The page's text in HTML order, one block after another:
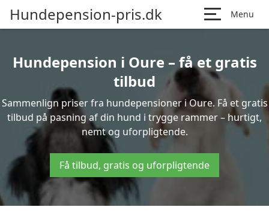
Hundepension-pris.dk Menu
Hundepension i Oure – få et gratis
tilbud
Sammenlign priser fra hundepensioner i Oure. Få et gratis
tilbud på pasning af din hund i trygge rammer – hurtigt,
nemt og uforpligtende.
Få tilbud, gratis og uforpligtende